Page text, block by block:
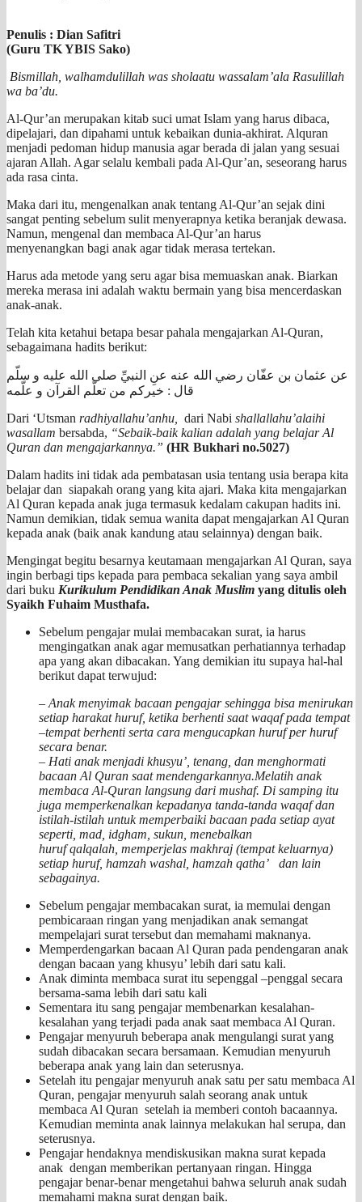
Penulis : Dian Safitri
(Guru TK YBIS Sako)
Bismillah, walhamdulillah was sholaatu wassalam’ala Rasulillah
wa ba’du.
Al-Qur’an merupakan kitab suci umat Islam yang harus dibaca,
dipelajari, dan dipahami untuk kebaikan dunia-akhirat. Alquran
menjadi pedoman hidup manusia agar berada di jalan yang sesuai
ajaran Allah. Agar selalu kembali pada Al-Qur’an, seseorang harus
ada rasa cinta.
Maka dari itu, mengenalkan anak tentang Al-Qur’an sejak dini
sangat penting sebelum sulit menyerapnya ketika beranjak dewasa.
Namun, mengenal dan membaca Al-Qur’an harus
menyenangkan bagi anak agar tidak merasa tertekan.
Harus ada metode yang seru agar bisa memuaskan anak. Biarkan
mereka merasa ini adalah waktu bermain yang bisa mencerdaskan
anak-anak.
Telah kita ketahui betapa besar pahala mengajarkan Al-Quran,
sebagaimana hadits berikut:
عن عثمان بن عفّان رضي الله عنه عنِ النبيِّ صلى الله عليه و سلّم
قال : خيركم من تعلّم القرآن و علّمه
Dari ‘Utsman radhiyallahu’anhu, dari Nabi shallallahu’alaihi
wasallam bersabda, “Sebaik-baik kalian adalah yang belajar Al
Quran dan mengajarkannya.” (HR Bukhari no.5027)
Dalam hadits ini tidak ada pembatasan usia tentang usia berapa kita
belajar dan siapakah orang yang kita ajari. Maka kita mengajarkan
Al Quran kepada anak juga termasuk kedalam cakupan hadits ini.
Namun demikian, tidak semua wanita dapat mengajarkan Al Quran
kepada anak (baik anak kandung atau selainnya) dengan baik.
Mengingat begitu besarnya keutamaan mengajarkan Al Quran, saya
ingin berbagi tips kepada para pembaca sekalian yang saya ambil
dari buku Kurikulum Pendidikan Anak Muslim yang ditulis oleh
Syaikh Fuhaim Musthafa.
Sebelum pengajar mulai membacakan surat, ia harus
mengingatkan anak agar memusatkan perhatiannya terhadap
apa yang akan dibacakan. Yang demikian itu supaya hal-hal
berikut dapat terwujud:
– Anak menyimak bacaan pengajar sehingga bisa menirukan
setiap harakat huruf, ketika berhenti saat waqaf pada tempat
–tempat berhenti serta cara mengucapkan huruf per huruf
secara benar.
– Hati anak menjadi khusyu’, tenang, dan menghormati
bacaan Al Quran saat mendengarkannya.Melatih anak
membaca Al-Quran langsung dari mushaf. Di samping itu
juga memperkenalkan kepadanya tanda-tanda waqaf dan
istilah-istilah untuk memperbaiki bacaan pada setiap ayat
seperti, mad, idgham, sukun, menebalkan
huruf qalqalah, memperjelas makhraj (tempat keluarnya)
setiap huruf, hamzah washal, hamzah qatha’ dan lain
sebagainya.
Sebelum pengajar membacakan surat, ia memulai dengan
pembicaraan ringan yang menjadikan anak semangat
mempelajari surat tersebut dan memahami maknanya.
Memperdengarkan bacaan Al Quran pada pendengaran anak
dengan bacaan yang khusyu’ lebih dari satu kali.
Anak diminta membaca surat itu sepenggal –penggal secara
bersama-sama lebih dari satu kali
Sementara itu sang pengajar membenarkan kesalahan-
kesalahan yang terjadi pada anak saat membaca Al Quran.
Pengajar menyuruh beberapa anak mengulangi surat yang
sudah dibacakan secara bersamaan. Kemudian menyuruh
beberapa anak yang lain dan seterusnya.
Setelah itu pengajar menyuruh anak satu per satu membaca Al
Quran, pengajar menyuruh salah seorang anak untuk
membaca Al Quran setelah ia memberi contoh bacaannya.
Kemudian meminta anak lainnya melakukan hal serupa, dan
seterusnya.
Pengajar hendaknya mendiskusikan makna surat kepada
anak dengan memberikan pertanyaan ringan. Hingga
pengajar benar-benar mengetahui bahwa seluruh anak sudah
memahami makna surat dengan baik.